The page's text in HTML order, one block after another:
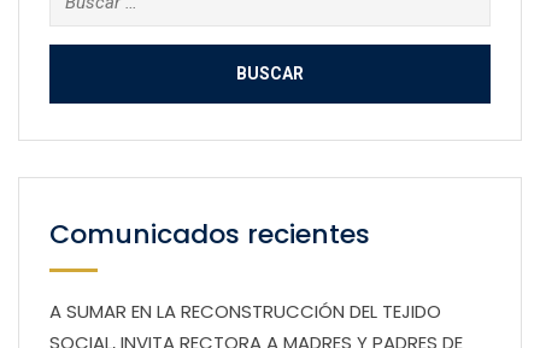
Comunicados recientes
A SUMAR EN LA RECONSTRUCCIÓN DEL TEJIDO
SOCIAL, INVITA RECTORA A MADRES Y PADRES DE